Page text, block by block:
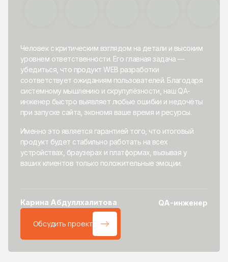
Человек с критическим взглядом на детали и высоким
уровнем ответственности. Его главная задача —
убедиться, что продукт WEB разработки
соответствует ожиданиям пользователей. Благодаря
системному мышлению и скрупулёзности, наш QA-
инженер быстро выявляет любые ошибки и недочёты
при запуске сайта, экономя ваше время и ресурсы.
Именно это является гарантией того, что итоговый
продукт будет стабильно работать на всех
устройствах, браузерах и платформах, вызывая у
ваших клиентов только положительные эмоции.
Карина Абдуллхалитова QA-инженер
Обсудить проект